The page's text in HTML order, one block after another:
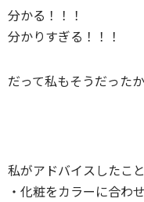
分かる！！！
分かりすぎる！！！
だって私もそうだったか
私がアドバイスしたこ
・化粧をカラーに合わ